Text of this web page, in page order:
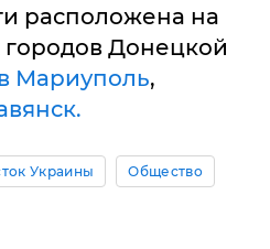
расположена на
Донецкой
Мариуполь,
Украины Общество